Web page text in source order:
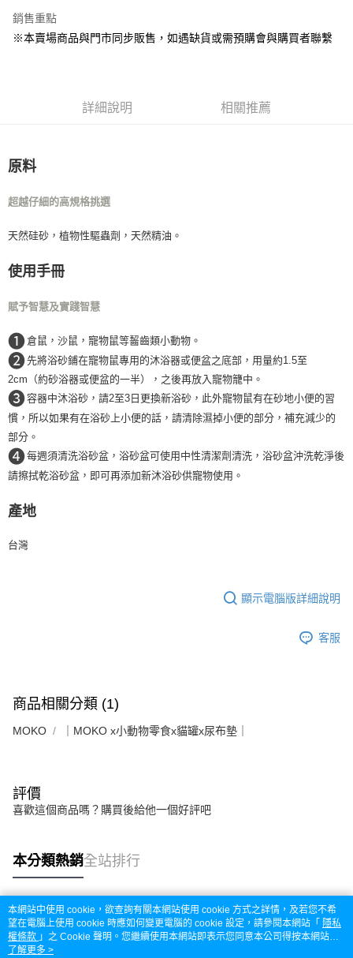
Google Pay
每筆NT$80，滿NT$1,000(含以上)免運費
每筆NT$80，滿NT$1,000(含以上)免運費
宅配(滿額免運)
每筆NT$160，滿NT$5,000(含以上)免運費
免運費
銷售重點
※本賣場商品與門市同步販售，如遇缺貨或需預購會與購買者聯繫
詳細說明 相關推薦
原料
超越仔細的高規格挑選
天然硅砂，植物性驅蟲劑，天然精油。
使用手冊
賦予智慧及實踐智慧
❶ 倉鼠，沙鼠，寵物鼠等齧齒類小動物。
❷先將浴砂鋪在寵物鼠專用的沐浴器或便盆之底部，用量約1.5至
2cm（約砂浴器或便盆的一半），之後再放入寵物籠中。
❸容器中沐浴砂，請2至3日更換新浴砂，此外寵物鼠有在砂地小便的習
慣，所以如果有在浴砂上小便的話，請清除濕掉小便的部分，補充減少的
部分。
❹每週須清洗浴砂盆，浴砂盆可使用中性清潔劑清洗，浴砂盆沖洗乾淨後
請擦拭乾浴砂盆，即可再添加新沐浴砂供寵物使用。
產地
台灣
顯示電腦版詳細說明
客服
商品相關分類 (1)
MOKO ｜MOKO x小動物零食x貓罐x尿布墊｜
評價
喜歡這個商品嗎？購買後給他一個好評吧
本分類熱銷全站排行
熱門標籤
本網站中使用 cookie，欲查詢有關本網站使用 cookie 方式之詳情，及若您不希
望在電腦上使用 cookie 時應如何變更電腦的 cookie 設定，請參閱本網站「 隱私
權條款 」之 Cookie 聲明。您繼續使用本網站即表示您同意本公司得按本網站使
用條款之 Cookie 聲明使用 cookie。
了解更多 >